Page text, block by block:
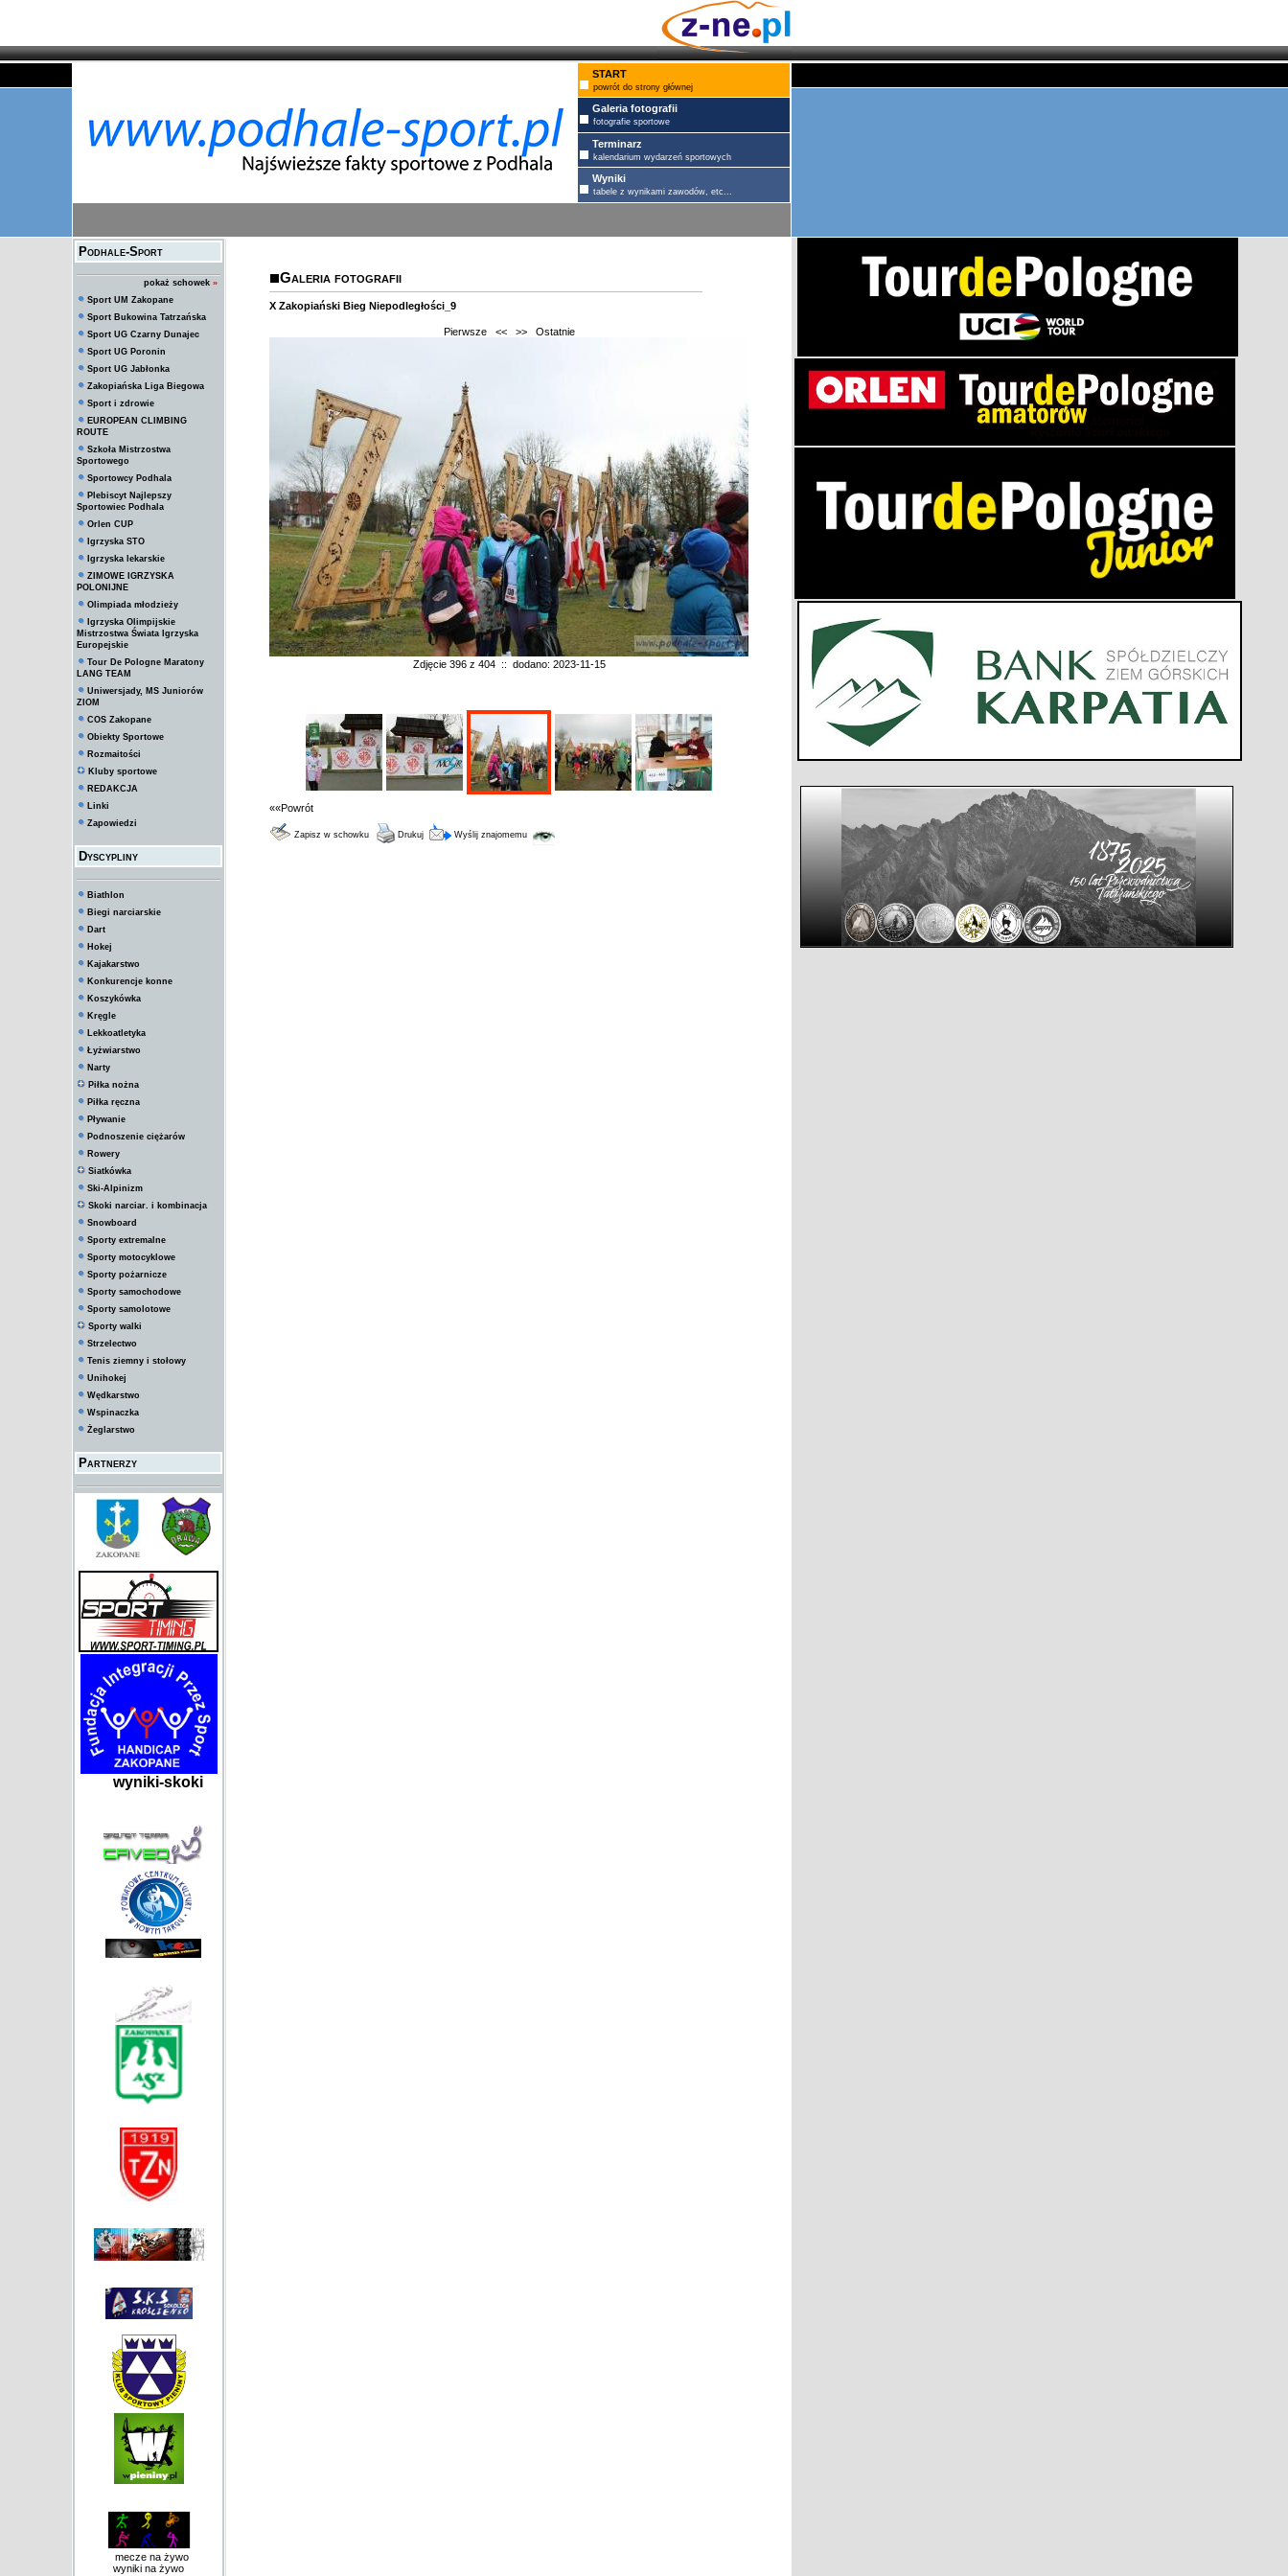
START
powrót do strony głównej
Galeria fotografii
fotografie sportowe
Terminarz
kalendarium wydarzeń sportowych
Wyniki
tabele z wynikami zawodów, etc...
Podhale-Sport
pokaż schowek »
Sport UM Zakopane
Sport Bukowina Tatrzańska
Sport UG Czarny Dunajec
Sport UG Poronin
Sport UG Jabłonka
Zakopiańska Liga Biegowa
Sport i zdrowie
EUROPEAN CLIMBING
ROUTE
Szkoła Mistrzostwa
Sportowego
Sportowcy Podhala
Plebiscyt Najlepszy
Sportowiec Podhala
Orlen CUP
Igrzyska STO
Igrzyska lekarskie
ZIMOWE IGRZYSKA
POLONIJNE
Olimpiada młodzieży
Igrzyska Olimpijskie
Mistrzostwa Świata Igrzyska
Europejskie
Tour De Pologne Maratony
LANG TEAM
Uniwersjady, MS Juniorów
ZIOM
COS Zakopane
Obiekty Sportowe
Rozmaitości
Kluby sportowe
REDAKCJA
Linki
Zapowiedzi
Dyscypliny
Biathlon
Biegi narciarskie
Dart
Hokej
Kajakarstwo
Konkurencje konne
Koszykówka
Kręgle
Lekkoatletyka
Łyżwiarstwo
Narty
Piłka nożna
Piłka ręczna
Pływanie
Podnoszenie ciężarów
Rowery
Siatkówka
Ski-Alpinizm
Skoki narciar. i kombinacja
Snowboard
Sporty extremalne
Sporty motocyklowe
Sporty pożarnicze
Sporty samochodowe
Sporty samolotowe
Sporty walki
Strzelectwo
Tenis ziemny i stołowy
Unihokej
Wędkarstwo
Wspinaczka
Żeglarstwo
Partnerzy
wyniki-skoki
mecze na żywo
wyniki na żywo
Galeria fotografii
X Zakopiański Bieg Niepodległości_9
Pierwsze << >> Ostatnie
Zdjęcie 396 z 404 :: dodano: 2023-11-15
««Powrót
Zapisz w schowku Drukuj Wyślij znajomemu